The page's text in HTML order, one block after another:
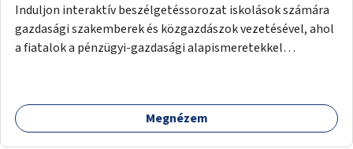
Induljon interaktív beszélgetéssorozat iskolások számára
gazdasági szakemberek és közgazdászok vezetésével, ahol
a fiatalok a pénzügyi-gazdasági alapismeretekkel
számára, önkormányzati intézményben vagy külső
helyszínen iskolai együttműködéssel. A szervezést az
Megnézem